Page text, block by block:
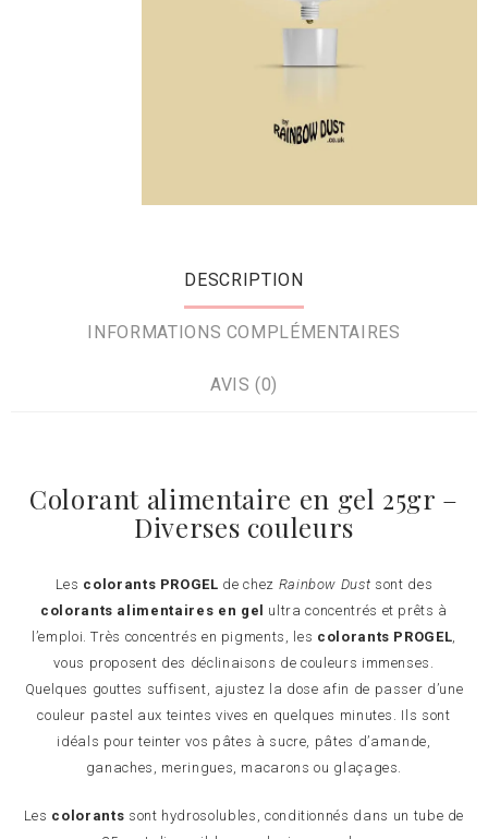
DESCRIPTION
INFORMATIONS COMPLÉMENTAIRES
AVIS (0)
Colorant alimentaire en gel 25gr –
Diverses couleurs
Les colorants PROGEL de chez Rainbow Dust sont des
colorants alimentaires en gel
ultra concentrés et p rêts à
l’emploi. Très concentrés en pigments, les colorants PROGEL,
vous proposent des déclinaisons de couleurs immenses.
Quelques gouttes suffisent, ajustez la dose afin de passer d’une
couleur pastel aux teintes vives en quelques minutes. Ils sont
idéals pour teinter vos pâtes à sucre, pâtes d’amande,
ganaches, meringues, macarons ou glaçages.
Les colorants sont hydrosolubles, conditionnés dans un tube de